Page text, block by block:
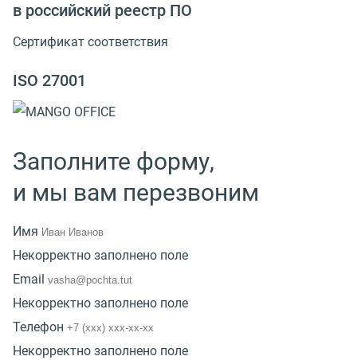
в российский реестр ПО
Сертификат соответствия
ISO 27001
Заполните форму,
и мы вам перезвоним
Имя
Некорректно заполнено поле
Email
Некорректно заполнено поле
Телефон
Некорректно заполнено поле